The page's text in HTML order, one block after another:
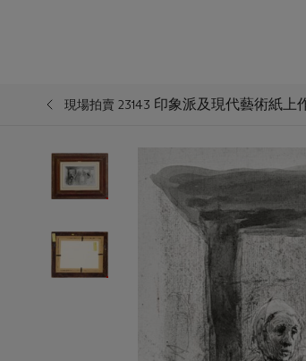
現場拍賣 23143 印象派及現代藝術紙上